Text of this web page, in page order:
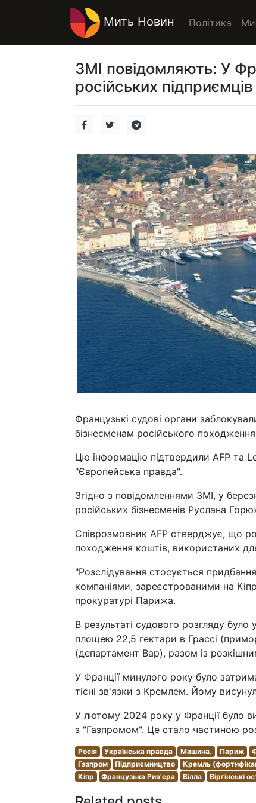
Мить Новин Політика
ЗМІ повідомляють: У
російських
Французькі судові органи
бізнесменам російського
Цю інформацію підтвердили AFP та
"Європейська правда".
Згідно з повідомленнями ЗМІ, у
російських бізнесменів Руслана
Співрозмовник AFP стверджує, що
походження коштів, використаних
"Розслідування стосується
компаніями, зареєстрованими на
прокуратурі Парижа.
В результаті судового розгляду
площею 22,5 гектари в Грассі
(департамент Вар), разом із
У Франції минулого року було
тісні зв'язки з Кремлем. Йому
У лютому 2024 року у Франції було
з "Газпромом". Це стало частиною
Росія Українська правда Машина. Париж
Газпром
Підприємництво Кремль
Кіпр
Французька Рив'єра Вілла Віргінські